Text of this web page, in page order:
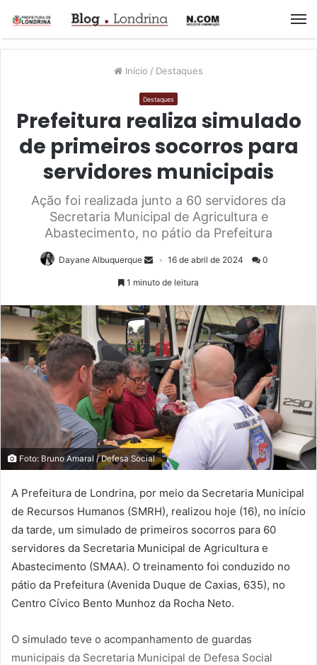
Início / Destaques
Destaques
Prefeitura realiza simulado
de primeiros socorros para
servidores municipais
Ação foi realizada junto a 60 servidores da
Secretaria Municipal de Agricultura e
Abastecimento, no pátio da Prefeitura
Dayane Albuquerque 16 de abril de 2024 0
1 minuto de leitura
Foto: Bruno Amaral / Defesa Social
A Prefeitura de Londrina, por meio da Secretaria Municipal
de Recursos Humanos (SMRH), realizou hoje (16), no início
da tarde, um simulado de primeiros socorros para 60
servidores da Secretaria Municipal de Agricultura e
Abastecimento (SMAA). O treinamento foi conduzido no
pátio da Prefeitura (Avenida Duque de Caxias, 635), no
Centro Cívico Bento Munhoz da Rocha Neto.
O simulado teve o acompanhamento de guardas
municipais da Secretaria Municipal de Defesa Social